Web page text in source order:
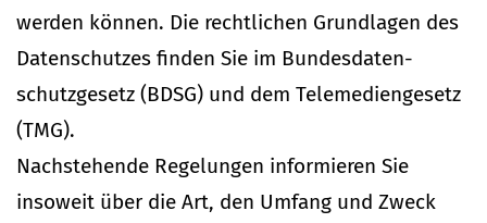
werden können. Die recht­lichen Grund­lagen des
Daten­schutzes finden Sie im Bun­des­da­ten­
schutz­gesetz (BDSG) und dem Tele­me­di­en­gesetz
(TMG).
Nach­ste­hende Rege­lungen infor­mieren Sie
insoweit über die Art, den Umfang und Zweck